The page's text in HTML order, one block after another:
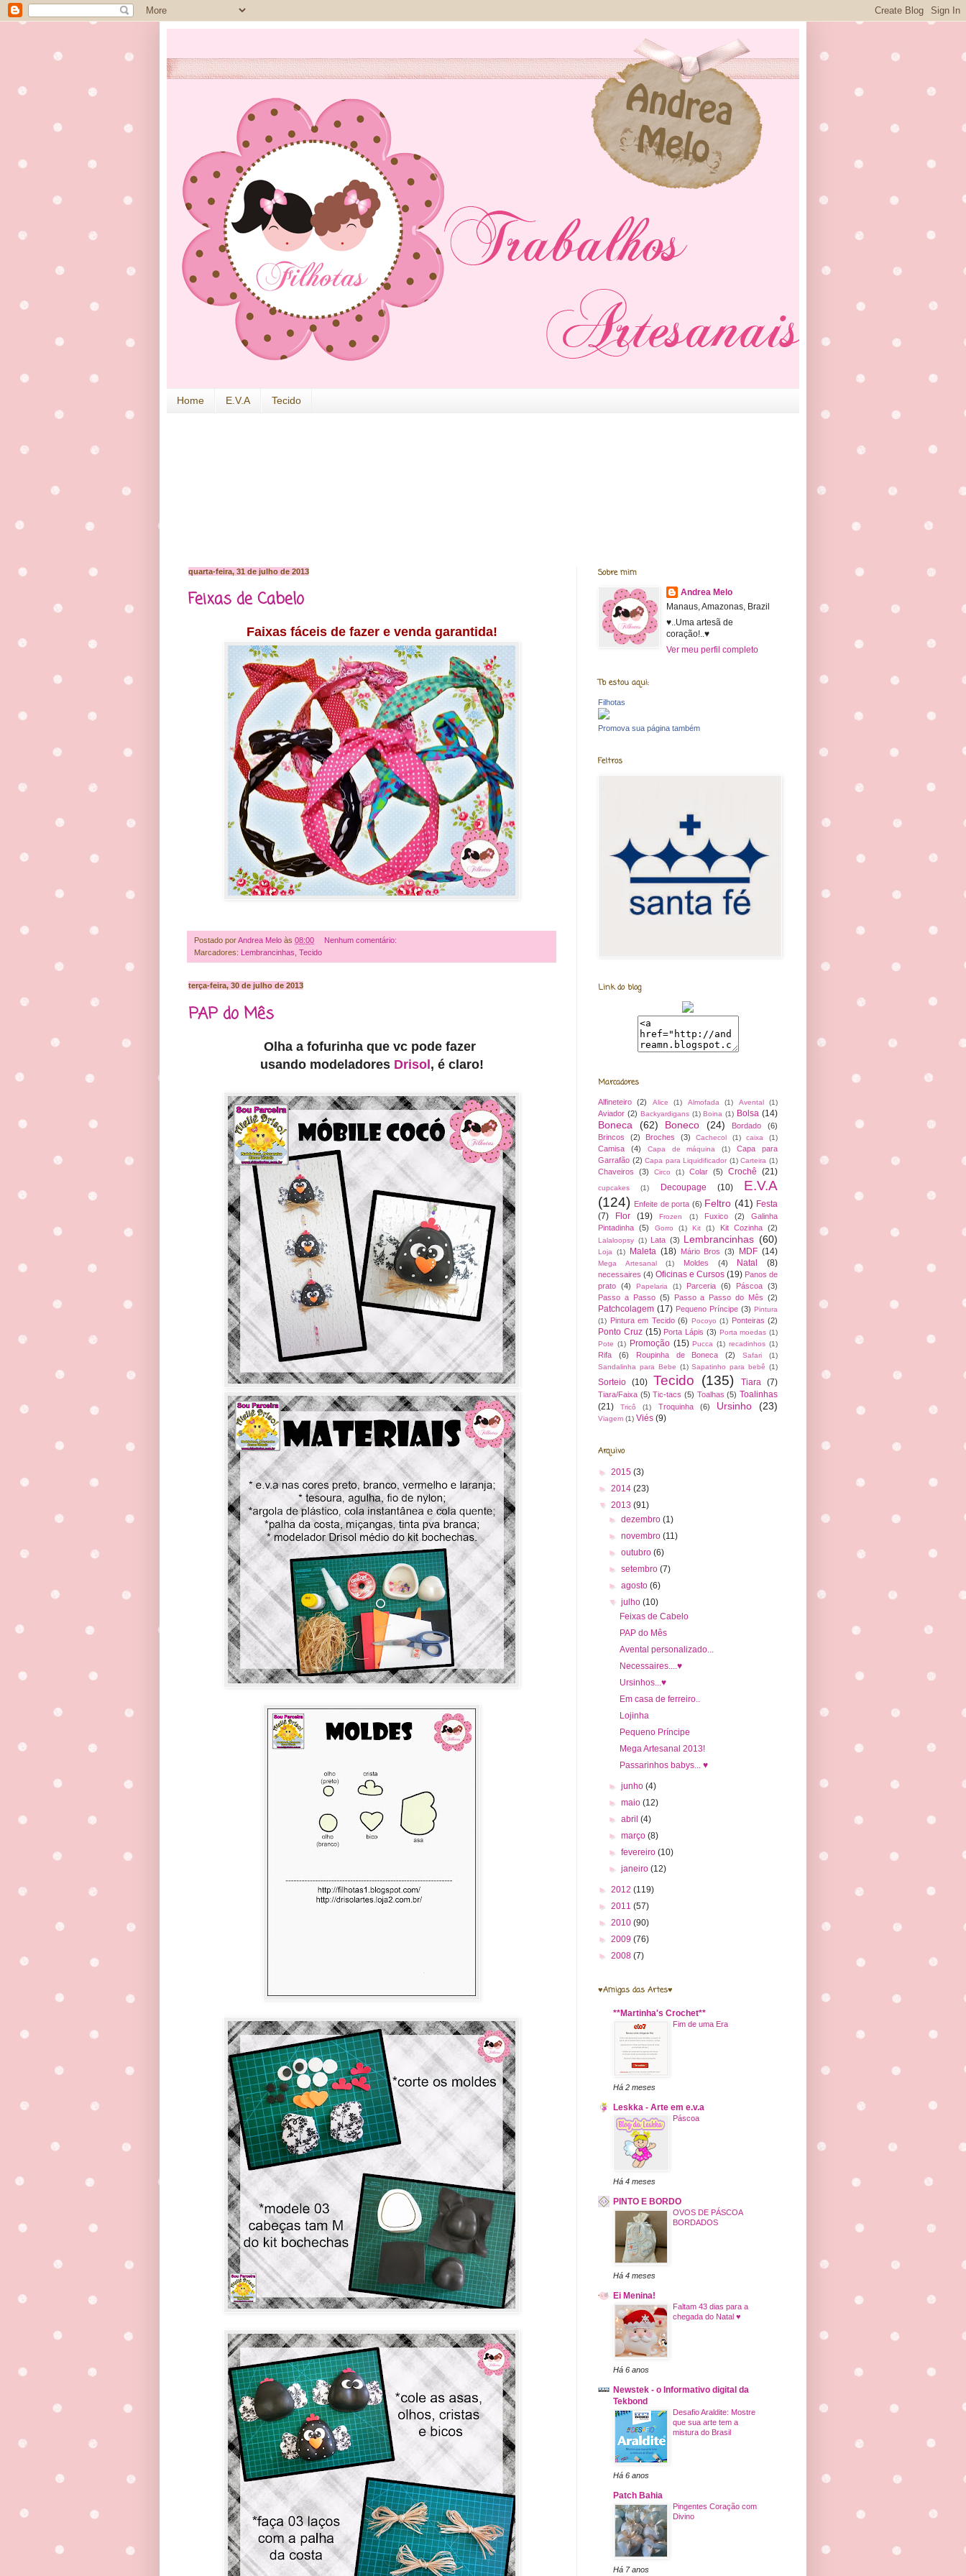
Home E.V.A Tecido
quarta-feira, 31 de julho de 2013
Feixas de Cabelo
Faixas fáceis de fazer e venda garantida!
Postado porAndrea Melo às 08:00
Nenhum comentário:
Marcadores: Lembrancinhas, Tecido
terça-feira, 30 de julho de 2013
PAP do Mês
Olha a fofurinha que vc pode fazer
usando modeladores Drisol , é claro!
Sobre mim
Andrea Melo
Manaus, Amazonas, Brazil
♥..Uma artesã de
coração!..♥
Ver meu perfil completo
Tb estou aqui:
Filhotas
Promova sua página também
Feltros
Link do blog
Marcadores
Alfineteiro (2) Alice (1) Almofada (1) Avental (1)
Aviador (2) Backyardigans (1) Boina (1) Bolsa (14)
Boneca (62) Boneco (24) Bordado
(6)
Brincos
(2) Broches (3) Cachecol (1) caixa (1)
Camisa (4) Capa de máquina (1)
Capa para
Garrafão (2) Capa para Liquidificador (1) Carteira (1)
Chaveiros (3) Circo (1) Colar (5) Crochê (21)
cupcakes (1) Decoupage (10)
E.V.A
(124) Enfeite de porta (6) Feltro (41) Festa
(7)
Flor (19) Frozen (1) Fuxico (2)
Galinha
Pintadinha
(5) Gorro (1) Kit (1) Kit Cozinha (2)
Lalaloopsy (1) Lata (3) Lembrancinhas (60)
Loja (1) Maleta (18) Mário Bros (3) MDF (14)
Mega Artesanal (1) Moldes (4) Natal (8)
necessaires (4) Oficinas e Cursos (19) Panos de
prato (4) Papelaria (1) Parceria (6) Páscoa (3)
Passo a Passo (5) Passo a Passo do Mês (2)
Patchcolagem (17) Pequeno Príncipe (3) Pintura
(1) Pintura em Tecido (6) Pocoyo (1) Ponteiras (2)
Ponto Cruz (15) Porta Lápis (3) Porta moedas (1)
Pote (1) Promoção (15) Pucca (1) recadinhos (1)
Rifa (6) Roupinha de Boneca (2) Safari
(1)
Sandalinha para Bebe (1) Sapatinho para bebê (1)
Sorteio (10) Tecido (135) Tiara (7)
Tiara/Faixa (5) Tic-tacs (5) Toalhas (5) Toalinhas
(21)
Tricô (1) Troquinha (6) Ursinho (23)
Viagem (1) Viés (9)
Arquivo
► 2015 (3)
► 2014 (23)
▼ 2013 (91)
►dezembro(1)
►novembro(11)
►outubro(6)
►setembro(7)
►agosto(6)
▼julho(10)
Feixas de Cabelo
PAP do Mês
Avental personalizado...
Necessaires....♥
Ursinhos...♥
Em casa de ferreiro..
Lojinha
Pequeno Príncipe
Mega Artesanal 2013!
Passarinhos babys... ♥
►junho(4)
►maio(12)
►abril(4)
►março(8)
►fevereiro(10)
►janeiro(12)
► 2012 (119)
► 2011 (57)
► 2010 (90)
► 2009 (76)
► 2008 (7)
♥Amigas das Artes♥
**Martinha's Crochet**
Fim de uma Era
Há 2 meses
Leskka - Arte em e.v.a
Páscoa
Há 4 meses
PINTO E BORDO
OVOS DE PÁSCOA
BORDADOS
Há 4 meses
Ei Menina!
Faltam 43 dias para a
chegada do Natal ♥
Há 6 anos
Newstek - o Informativo digital da
Tekbond
Desafio Araldite: Mostre
que sua arte tem a
mistura do Brasil
Há 6 anos
Patch Bahia
Pingentes Coração com
Divino
Há 7 anos